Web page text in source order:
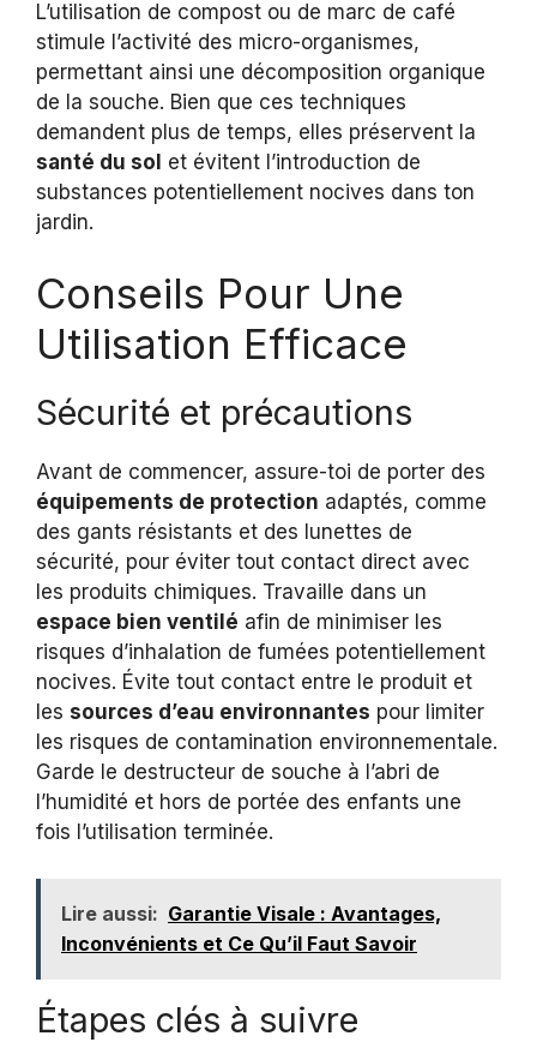
L’utilisation de compost ou de marc de café
stimule l’activité des micro-organismes,
permettant ainsi une décomposition organique
de la souche. Bien que ces techniques
demandent plus de temps, elles préservent la
santé du sol et évitent l’introduction de
substances potentiellement nocives dans ton
jardin.
Conseils Pour Une
Utilisation Efficace
Sécurité et précautions
Avant de commencer, assure-toi de porter des
équipements de protection adaptés, comme
des gants résistants et des lunettes de
sécurité, pour éviter tout contact direct avec
les produits chimiques. Travaille dans un
espace bien ventilé afin de minimiser les
risques d’inhalation de fumées potentiellement
nocives. Évite tout contact entre le produit et
les sources d’eau environnantes pour limiter
les risques de contamination environnementale.
Garde le destructeur de souche à l’abri de
l’humidité et hors de portée des enfants une
fois l’utilisation terminée.
Lire aussi: Garantie Visale : Avantages,
Inconvénients et Ce Qu’il Faut Savoir
Étapes clés à suivre